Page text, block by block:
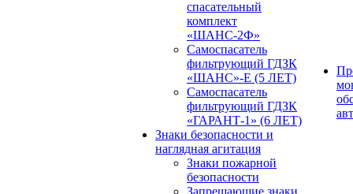
спасательный
комплект
«ШАНС-2Ф»
Самоспасатель
фильтрующий ГДЗК
«ШАНС»-Е (5 ЛЕТ)
Самоспасатель
фильтрующий ГДЗК
«ГАРАНТ-1» (6 ЛЕТ)
Знаки безопасности и
наглядная агитация
Знаки пожарной
безопасности
Запрещающие знаки